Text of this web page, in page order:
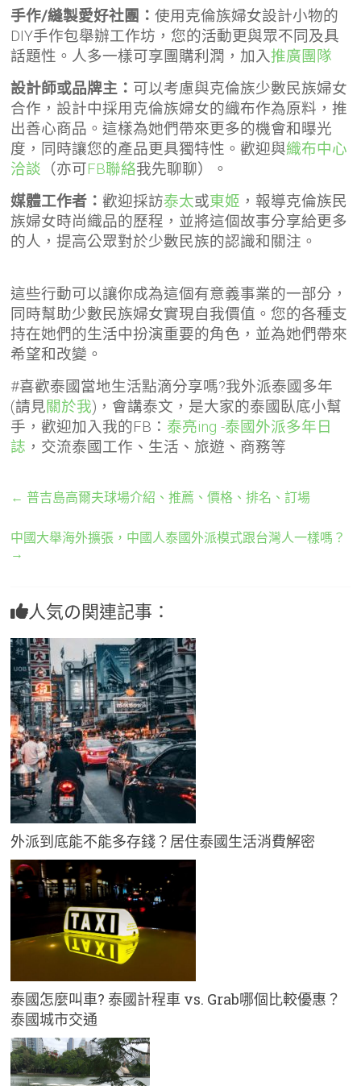
手作/縫製愛好社團：使用克倫族婦女設計小物的
DIY手作包舉辦工作坊，您的活動更與眾不同及具
話題性。人多一樣可享團購利潤，加入推廣團隊
設計師或品牌主： 可以考慮與克倫族少數民族婦女
合作，設計中採用克倫族婦女的織布作為原料，推
出善心商品。這樣為她們帶來更多的機會和曝光
度，同時讓您的產品更具獨特性。歡迎與織布中心
洽談 （亦可FB聯絡我先聊聊）。
媒體工作者：歡迎採訪泰太或東姬 ，報導克倫族民
族婦女時尚織品的歷程，並將這個故事分享給更多
的人，提高公眾對於少數民族的認識和關注。
這些行動可以讓你成為這個有意義事業的一部分，
同時幫助少數民族婦女實現自我價值。您的各種支
持在她們的生活中扮演重要的角色，並為她們帶來
希望和改變。
#喜歡泰國當地生活點滴分享嗎?我外派泰國多年
(請見關於我)，會講泰文，是大家的泰國臥底小幫
手，歡迎加入我的FB： 泰亮ing -泰國外派多年日
誌 ，交流泰國工作、生活、旅遊、商務等
← 普吉島高爾夫球場介紹、推薦、價格、排名、訂場
中國大舉海外擴張，中國人泰國外派模式跟台灣人一樣嗎？
→
人気の関連記事：
外派到底能不能多存錢？居住泰國生活消費解密
泰國怎麼叫車? 泰國計程車 vs. Grab哪個比較優惠？
泰國城市交通